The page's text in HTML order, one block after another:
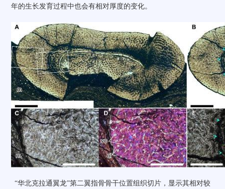
年的生长发育过程中也会有相对厚度的变化。
“华北克拉通翼龙”第二翼指骨骨干位置组织切片，显示其相对较